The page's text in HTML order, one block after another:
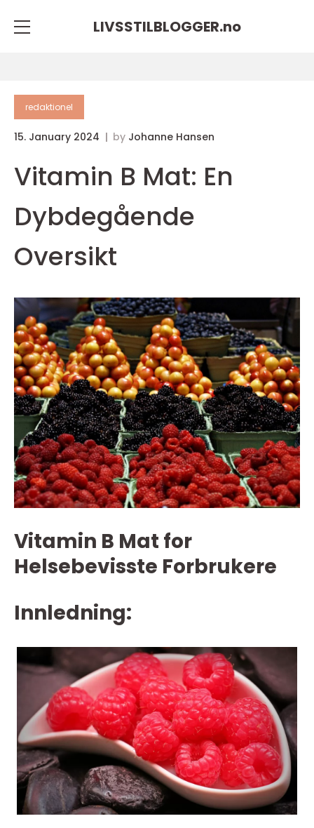
LIVSSTILBLOGGER.no
redaktionel
15. January 2024 by Johanne Hansen
Vitamin B Mat: En
Dybdegående
Oversikt
Vitamin B Mat for
Helsebevisste Forbrukere
Innledning: